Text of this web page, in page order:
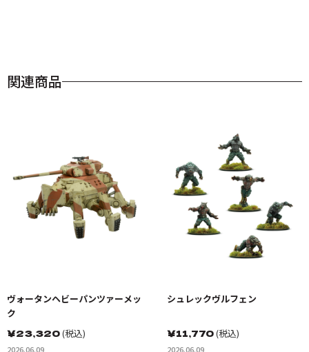
関連商品
ヴォータンヘビーパンツァーメッ
ク
￥23,320(税込)
2026.06.09
シュレックヴルフェン
￥11,770(税込)
2026.06.09